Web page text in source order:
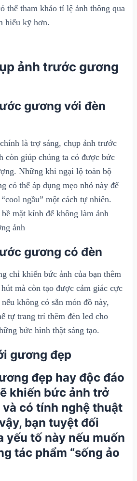
thể tham khảo tỉ lệ ảnh thông qua
hiểu kỹ hơn.
ảnh trước gương
gương với đèn
là trợ sáng, chụp ảnh trước
còn giúp chúng ta có được bức
Những khi ngại lộ toàn bộ
có thể áp dụng mẹo nhỏ này để
ngầu” một cách tự nhiên.
mặt kính để không làm ảnh
ảnh
gương có đèn
chỉ khiến bức ảnh của bạn thêm
mà còn tạo được cảm giác cực
không có sẵn món đồ này,
tự trang trí thêm đèn led cho
bức hình thật sáng tạo.
gương đẹp
đẹp hay độc đáo
khiến bức ảnh trở
có tính nghệ thuật
bạn tuyệt đối
yếu tố này nếu muốn
tác phẩm “sống ảo